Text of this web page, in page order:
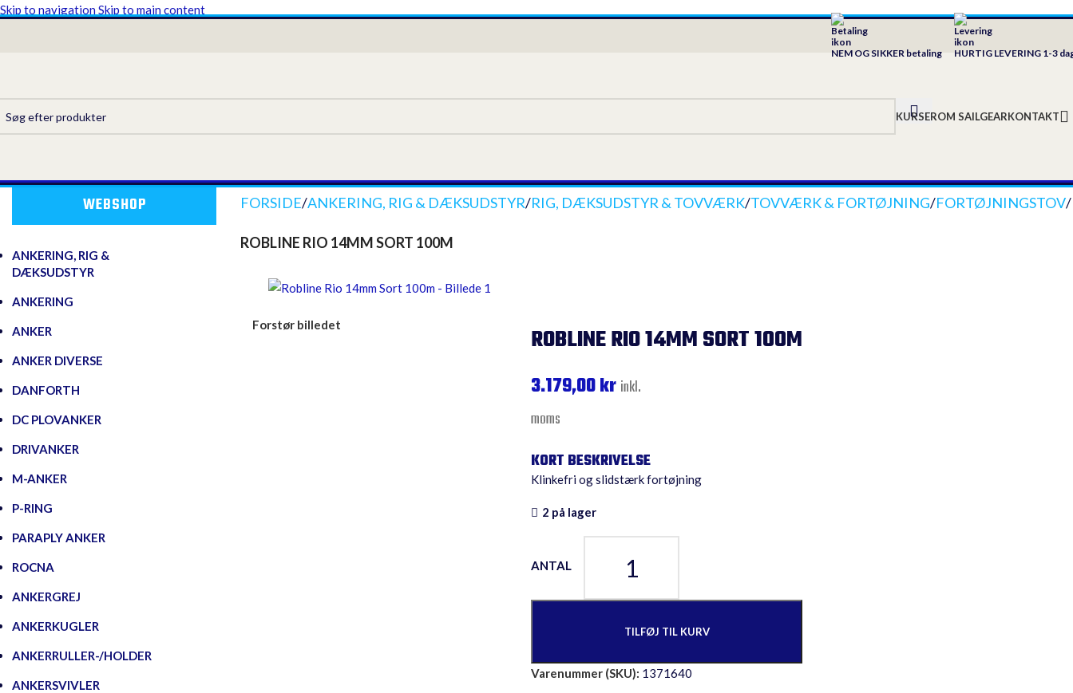
Skip to navigation Skip to main content
NEM OG SIKKER betaling HURTIG LEVERING 1-3
KURSEROM SAILGEARKONTAKT
WEBSHOP
ANKERING, RIG &
DÆKSUDSTYR
ANKERING
ANKER
ANKER DIVERSE
DANFORTH
DC PLOVANKER
DRIVANKER
M-ANKER
P-RING
PARAPLY ANKER
ROCNA
ANKERGREJ
ANKERKUGLER
ANKERRULLER-/HOLDER
ANKERSVIVLER
FORSIDE/ANKERING, RIG & DÆKSUDSTYR/RIG, DÆKSUDSTYR & TOVVÆRK/TOVVÆRK & FORTØJNING/FORTØJNINGSTOV/
ROBLINE RIO 14MM SORT 100M
Forstør billedet ROBLINE RIO 14MM SORT 100M
3.179,00kr inkl.
moms
Klinkefri og slidstærk fortøjning
2 på lager
TILFØJ TIL KURV
Varenummer (SKU): 1371640